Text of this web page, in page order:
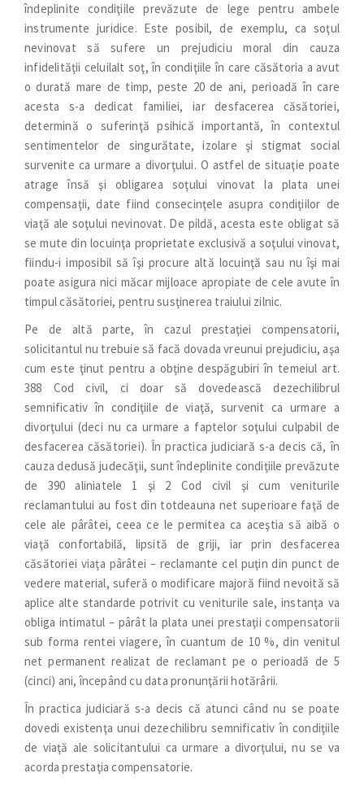
îndeplinite condiţiile prevăzute de lege pentru ambele
instrumente juridice. Este posibil, de exemplu, ca soţul
nevinovat să sufere un prejudiciu moral din cauza
infidelităţii celuilalt soţ, în condiţiile în care căsătoria a avut
o durată mare de timp, peste 20 de ani, perioadă în care
acesta s-a dedicat familiei, iar desfacerea căsătoriei,
determină o suferinţă psihică importantă, în contextul
sentimentelor de singurătate, izolare şi stigmat social
survenite ca urmare a divorţului. O astfel de situaţie poate
atrage însă şi obligarea soţului vinovat la plata unei
compensaţii, date fiind consecinţele asupra condiţiilor de
viaţă ale soţului nevinovat. De pildă, acesta este obligat să
se mute din locuinţa proprietate exclusivă a soţului vinovat,
fiindu-i imposibil să îşi procure altă locuinţă sau nu îşi mai
poate asigura nici măcar mijloace apropiate de cele avute în
timpul căsătoriei, pentru susţinerea traiului zilnic.
Pe de altă parte, în cazul prestaţiei compensatorii,
solicitantul nu trebuie să facă dovada vreunui prejudiciu, aşa
cum este ţinut pentru a obţine despăgubiri în temeiul art.
388 Cod civil, ci doar să dovedească dezechilibrul
semnificativ în condiţiile de viaţă, survenit ca urmare a
divorţului (deci nu ca urmare a faptelor soţului culpabil de
desfacerea căsătoriei). În practica judiciară s-a decis că, în
cauza dedusă judecăţii, sunt îndeplinite condiţiile prevăzute
de 390 aliniatele 1 şi 2 Cod civil şi cum veniturile
reclamantului au fost din totdeauna net superioare faţă de
cele ale pârâtei, ceea ce le permitea ca aceştia să aibă o
viaţă confortabilă, lipsită de griji, iar prin desfacerea
căsătoriei viaţa pârâtei – reclamante cel puţin din punct de
vedere material, suferă o modificare majoră fiind nevoită să
aplice alte standarde potrivit cu veniturile sale, instanţa va
obliga intimatul – pârât la plata unei prestaţii compensatorii
sub forma rentei viagere, în cuantum de 10 %, din venitul
net permanent realizat de reclamant pe o perioadă de 5
(cinci) ani, începând cu data pronunţării hotărârii.
În practica judiciară s-a decis că atunci când nu se poate
dovedi existenţa unui dezechilibru semnificativ în condiţiile
de viaţă ale solicitantului ca urmare a divorţului, nu se va
acorda prestaţia compensatorie.